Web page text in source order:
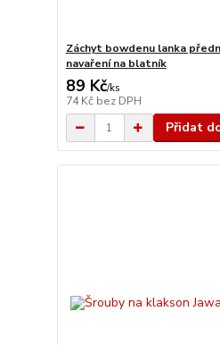
Záchyt bowdenu lanka
navaření na blatník
89 Kč/ks
74 Kč bez DPH
Přidat